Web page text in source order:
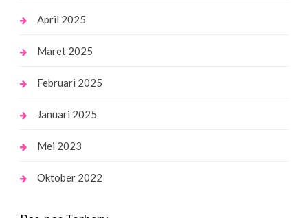
April 2025
Maret 2025
Februari 2025
Januari 2025
Mei 2023
Oktober 2022